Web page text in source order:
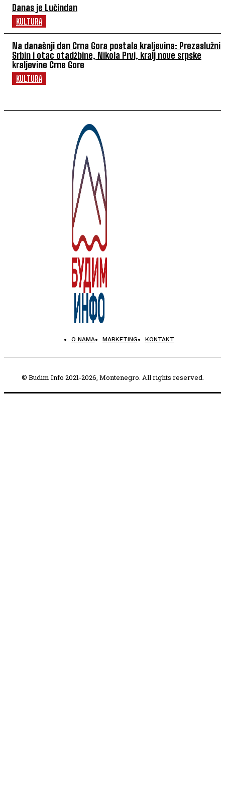
Danas je Lučindan
KULTURA
Na današnji dan Crna Gora postala kraljevina: Prezaslužni
Srbin i otac otadžbine, Nikola Prvi, kralj nove srpske
kraljevine Crne Gore
KULTURA
O NAMA MARKETING KONTAKT
© Budim Info 2021-2026, Montenegro. All rights reserved.